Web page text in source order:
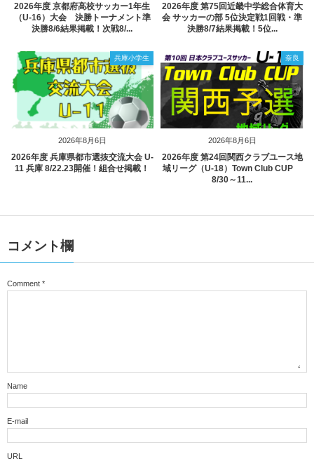
2026年度 京都府高校サッカー1年生
（U-16）大会 決勝トーナメント準
決勝8/6結果掲載！次戦8/...
2026年度 第75回近畿中学総合体育大
会 サッカーの部 5位決定戦1回戦・準
決勝8/7結果掲載！5位...
2026年8月6日
兵庫小学生
2026年度 兵庫県都市選抜交流大会 U-
11 兵庫 8/22.23開催！組合せ掲載！
2026年8月6日
奈良
2026年度 第24回関西クラブユース地
域リーグ（U-18）Town Club CUP
8/30～11...
コメント欄
Comment *
Name
E-mail
URL